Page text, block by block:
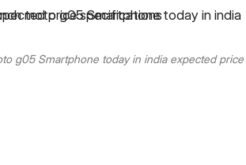
g05 Smartphone today in india expected price